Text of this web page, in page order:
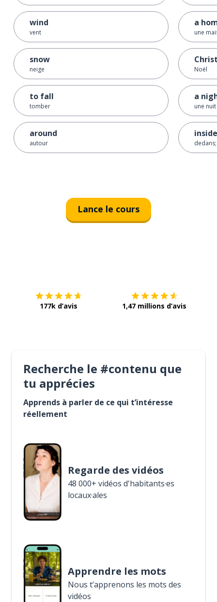
wind
vent
snow
neige
to fall
tomber
around
autour
a
une
Noël
a
une nuit
inside
Lance le cours
177k d’avis 1,47 millions d’avis
Recherche le #contenu que
tu apprécies
Apprends à parler de ce qui t’intéresse
réellement
Regarde des vidéos
48 000+ vidéos d'habitants·es
locaux·ales
Apprendre les mots
Nous t’apprenons les mots des
vidéos